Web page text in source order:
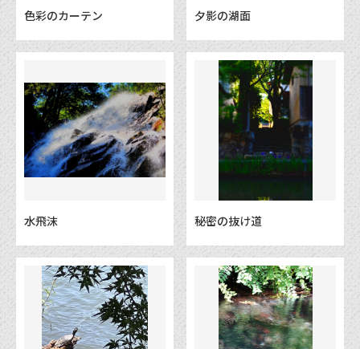
色彩のカーテン 夕影の湖面
水飛沫 秘密の抜け道